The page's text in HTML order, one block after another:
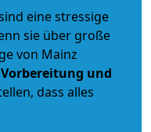
eine stressige
sie über große
von Mainz
Vorbereitung und
dass alles